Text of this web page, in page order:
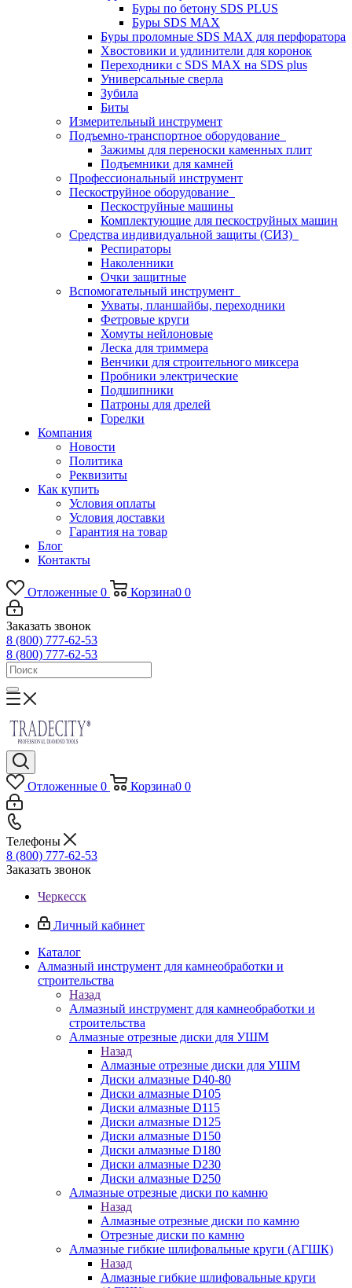
Буры по бетону SDS PLUS
Буры SDS MAX
Буры проломные SDS MAX для перфоратора
Хвостовики и удлинители для коронок
Переходники с SDS MAX на SDS plus
Универсальные сверла
Зубила
Биты
Измерительный инструмент
Подъемно-транспортное оборудование
Зажимы для переноски каменных плит
Подъемники для камней
Профессиональный инструмент
Пескоструйное оборудование
Пескоструйные машины
Комплектующие для пескоструйных машин
Средства индивидуальной защиты (СИЗ)
Респираторы
Наколенники
Очки защитные
Вспомогательный инструмент
Ухваты, планшайбы, переходники
Фетровые круги
Хомуты нейлоновые
Леска для триммера
Венчики для строительного миксера
Пробники электрические
Подшипники
Патроны для дрелей
Горелки
Компания
Новости
Политика
Реквизиты
Как купить
Условия оплаты
Условия доставки
Гарантия на товар
Блог
Контакты
Отложенные 0 Корзина0 0
Заказать звонок
8 (800) 777-62-53
8 (800) 777-62-53
Отложенные 0 Корзина0 0
Телефоны
8 (800) 777-62-53
Заказать звонок
Черкесск
Личный кабинет
Каталог
Алмазный инструмент для камнеобработки и
строительства
Назад
Алмазный инструмент для камнеобработки и
строительства
Алмазные отрезные диски для УШМ
Назад
Алмазные отрезные диски для УШМ
Диски алмазные D40-80
Диски алмазные D105
Диски алмазные D115
Диски алмазные D125
Диски алмазные D150
Диски алмазные D180
Диски алмазные D230
Диски алмазные D250
Алмазные отрезные диски по камню
Назад
Алмазные отрезные диски по камню
Отрезные диски по камню
Алмазные гибкие шлифовальные круги (АГШК)
Назад
Алмазные гибкие шлифовальные круги